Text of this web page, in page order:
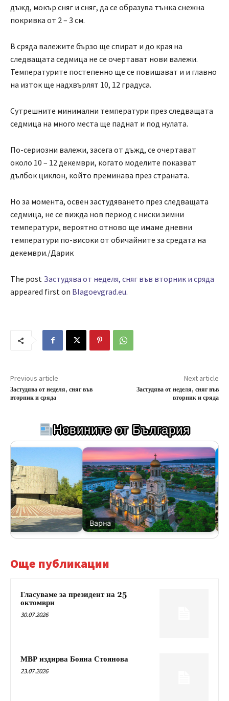
дъжд, мокър сняг и сняг, да се образува тънка снежна
покривка от 2 – 3 см.
В сряда валежите бързо ще спират и до края на
следващата седмица не се очертават нови валежи.
Температурите постепенно ще се повишават и и главно
на изток ще надхвърлят 10, 12 градуса.
Сутрешните минимални температури през следващата
седмица на много места ще паднат и под нулата.
По-сериозни валежи, засега от дъжд, се очертават
около 10 – 12 декември, когато моделите показват
дълбок циклон, който преминава през страната.
Но за момента, освен застудяването през следващата
седмица, не се вижда нов период с ниски зимни
температури, вероятно отново ще имаме дневни
температури по-високи от обичайните за средата на
декември./Дарик
The post Застудява от неделя, сняг във вторник и сряда
appeared first on Blagoevgrad.eu.
Previous article
Застудява от неделя, сняг във
вторник и сряда
Next article
Застудява от неделя, сняг във
вторник и сряда
Новините от България
Варна
Още публикации
Гласуваме за президент на 25
октомври
30.07.2026
МВР издирва Бояна Стоянова
23.07.2026